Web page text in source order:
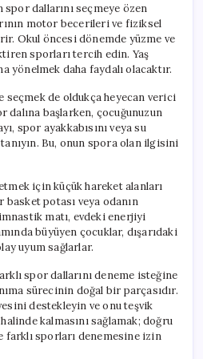
spor dallarını seçmeye özen
motor becerileri ve fiziksel
Okul öncesi dönemde yüzme ve
sporları tercih edin. Yaş
yönelmek daha faydalı olacaktır.
seçmek de oldukça heyecan verici
başlarken, çocuğunuzun
spor ayakkabısını veya su
Bu, onun spora olan ilgisini
için küçük hareket alanları
basket potası veya odanın
matı, evdeki enerjiyi
büyüyen çocuklar, dışarıdaki
uyum sağlarlar.
spor dallarını deneme isteğine
sürecinin doğal bir parçasıdır.
destekleyin ve onu teşvik
kalmasını sağlamak; doğru
farklı sporları denemesine izin